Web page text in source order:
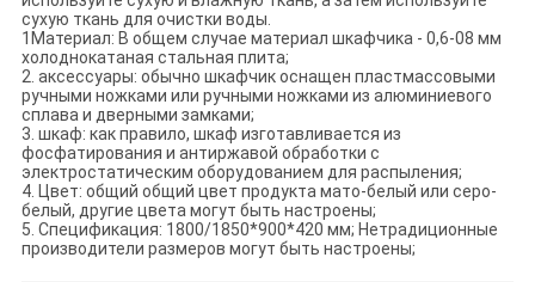
сухую ткань для очистки воды.
1Материал: В общем случае материал шкафчика - 0,6-08 мм
холоднокатаная стальная плита;
2. аксессуары: обычно шкафчик оснащен пластмассовыми
ручными ножками или ручными ножками из алюминиевого
сплава и дверными замками;
3. шкаф: как правило, шкаф изготавливается из
фосфатирования и антиржавой обработки с
электростатическим оборудованием для распыления;
4. Цвет: общий общий цвет продукта мато-белый или серо-
белый, другие цвета могут быть настроены;
5. Спецификация: 1800/1850*900*420 мм; Нетрадиционные
производители размеров могут быть настроены;